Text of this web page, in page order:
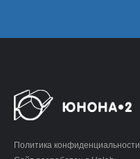
Политика конфиденциальности